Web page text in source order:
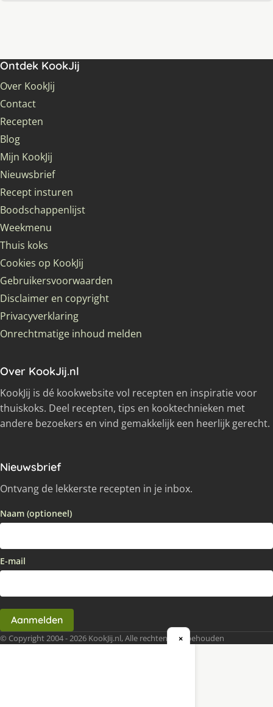
Ontdek KookJij
Over KookJij
Contact
Recepten
Blog
Mijn KookJij
Nieuwsbrief
Recept insturen
Boodschappenlijst
Weekmenu
Thuis koks
Cookies op KookJij
Gebruikersvoorwaarden
Disclaimer en copyright
Privacyverklaring
Onrechtmatige inhoud melden
Over KookJij.nl
KookJij is dé kookwebsite vol recepten en inspiratie voor
thuiskoks. Deel recepten, tips en kooktechnieken met
andere bezoekers en vind gemakkelijk een heerlijk gerecht.
Nieuwsbrief
Ontvang de lekkerste recepten in je inbox.
Naam (optioneel)
E-mail
Aanmelden
© Copyright 2004 - 2026 KookJij.nl, Alle rechten voorbehouden
×